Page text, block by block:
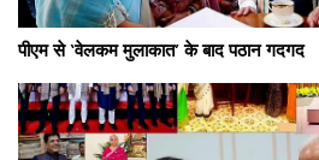
पीएम से ‘वेलकम मुलाकात’ के बाद पठान गदगद